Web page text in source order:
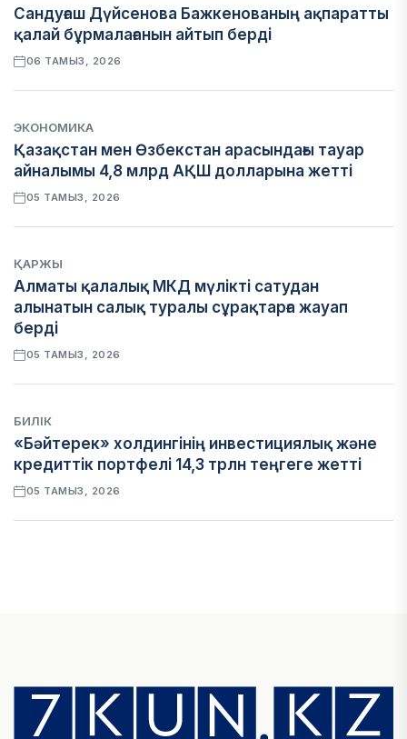
Сандуғаш Дүйсенова Бажкенованың ақпаратты
қалай бұрмалағанын айтып берді
06 ТАМЫЗ, 2026
ЭКОНОМИКА
Қазақстан мен Өзбекстан арасындағы тауар
айналымы 4,8 млрд АҚШ долларына жетті
05 ТАМЫЗ, 2026
ҚАРЖЫ
Алматы қалалық МКД мүлікті сатудан
алынатын салық туралы сұрақтарға жауап
берді
05 ТАМЫЗ, 2026
БИЛІК
«Бәйтерек» холдингінің инвестициялық және
кредиттік портфелі 14,3 трлн теңгеге жетті
05 ТАМЫЗ, 2026
ҚАРЖЫ
Отбасы банктің қолдауымен 1,5 жыл ішінде 40